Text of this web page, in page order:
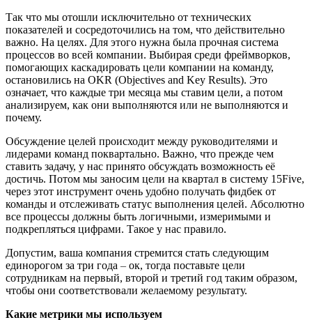
Так что мы отошли исключительно от технических
показателей и сосредоточились на том, что действительно
важно. На целях. Для этого нужна была прочная система
процессов во всей компании. Выбирая среди фреймворков,
помогающих каскадировать цели компании на команду,
остановились на OKR (Objectives and Key Results). Это
означает, что каждые три месяца мы ставим цели, а потом
анализируем, как они выполняются или не выполняются и
почему.
Обсуждение целей происходит между руководителями и
лидерами команд поквартально. Важно, что прежде чем
ставить задачу, у нас принято обсуждать возможность её
достичь. Потом мы заносим цели на квартал в систему 15Five,
через этот инструмент очень удобно получать фидбек от
команды и отслеживать статус выполнения целей. Абсолютно
все процессы должны быть логичными, измеримыми и
подкрепляться цифрами. Такое у нас правило.
Допустим, ваша компания стремится стать следующим
единорогом за три года – ок, тогда поставьте цели
сотрудникам на первый, второй и третий год таким образом,
чтобы они соответствовали желаемому результату.
Какие метрики мы используем